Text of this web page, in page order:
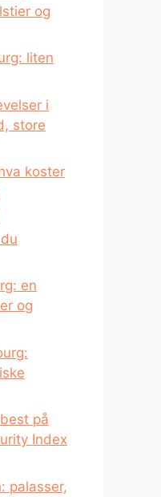
og
liten
i
store
koster
en
og
på
Index
palasser,